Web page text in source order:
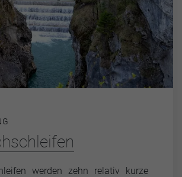
werden zehn relativ kurze